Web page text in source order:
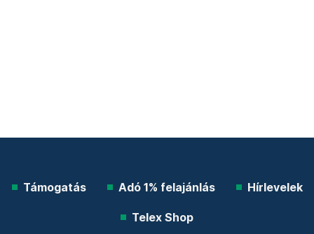
Támogatás Adó 1% felajánlás Hírlevelek
Telex Shop